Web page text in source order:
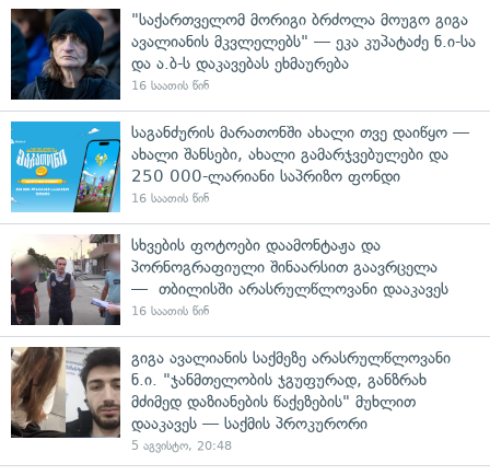
"საქართველომ მორიგი ბრძოლა მოუგო გიგა
ავალიანის მკვლელებს" — ეკა კუპატაძე ნ.ი-სა
და ა.ბ-ს დაკავებას ეხმაურება
16 საათის წინ
საგანძურის მარათონში ახალი თვე დაიწყო —
ახალი შანსები, ახალი გამარჯვებულები და
250 000-ლარიანი საპრიზო ფონდი
16 საათის წინ
სხვების ფოტოები დაამონტაჟა და
პორნოგრაფიული შინაარსით გაავრცელა
— თბილისში არასრულწლოვანი დააკავეს
16 საათის წინ
გიგა ავალიანის საქმეზე არასრულწლოვანი
ნ.ი. "ჯანმთელობის ჯგუფურად, განზრახ
მძიმედ დაზიანების წაქეზების" მუხლით
დააკავეს — საქმის პროკურორი
5 აგვისტო, 20:48